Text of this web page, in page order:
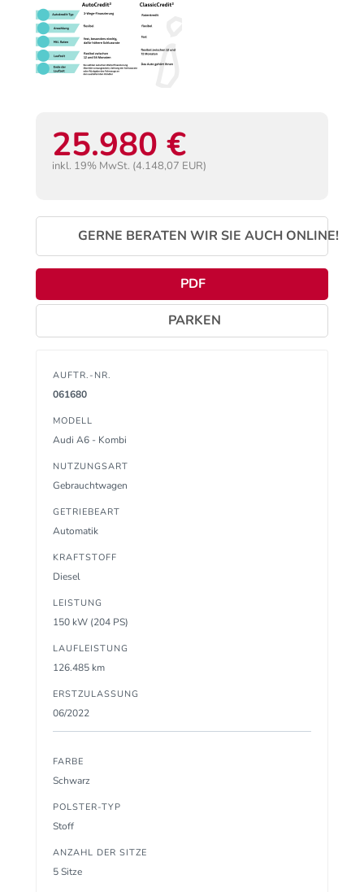
25.980 €
inkl. 19% MwSt. (4.148,07 EUR)
GERNE BERATEN WIR SIE AUCH ONLINE!
PDF
PARKEN
AUFTR.-NR.
061680
MODELL
Audi A6 - Kombi
NUTZUNGSART
Gebrauchtwagen
GETRIEBEART
Automatik
KRAFTSTOFF
Diesel
LEISTUNG
150 kW (204 PS)
LAUFLEISTUNG
126.485 km
ERSTZULASSUNG
06/2022
FARBE
Schwarz
POLSTER-TYP
Stoff
ANZAHL DER SITZE
5 Sitze